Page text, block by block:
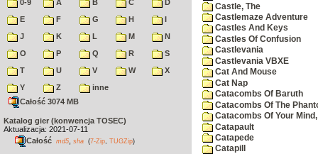
0-9 A B C
D
E
F G H
I
J
K L M
N
O
P Q R
S
T
U V W
X
Y
Z
inne
Całość 3074 MB
Katalog gier (konwencja TOSEC)
Aktualizacja: 2021-07-11
Całość md5 sha (7-Zip TUGZip)
Castle, The
Castlemaze Adventure
Castles And Keys
Castles Of Confusion
Castlevania
Castlevania VBXE
Cat And Mouse
Cat Nap
Catacombs Of Baruth
Catacombs Of The
Catacombs Of Your
Catapault
Catapede
Catapill